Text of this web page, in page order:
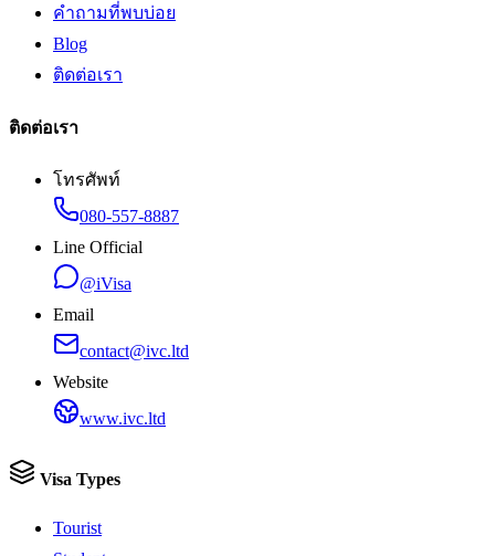
คำถามที่พบบ่อย
Blog
ติดต่อเรา
ติดต่อเรา
โทรศัพท์
080-557-8887
Line Official
@iVisa
Email
contact@ivc.ltd
Website
www.ivc.ltd
Visa Types
Tourist